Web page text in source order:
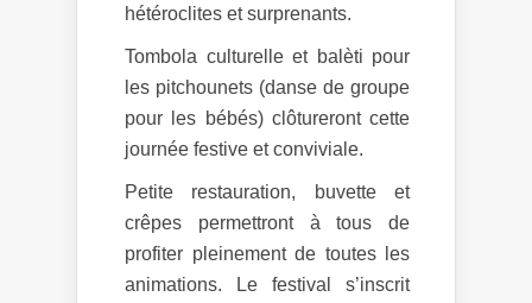
hétéroclites et surprenants.
Tombola culturelle et balèti pour
les pitchounets (danse de groupe
pour les bébés) clôtureront cette
journée festive et conviviale.
Petite restauration, buvette et
crêpes permettront à tous de
profiter pleinement de toutes les
animations. Le festival s’inscrit